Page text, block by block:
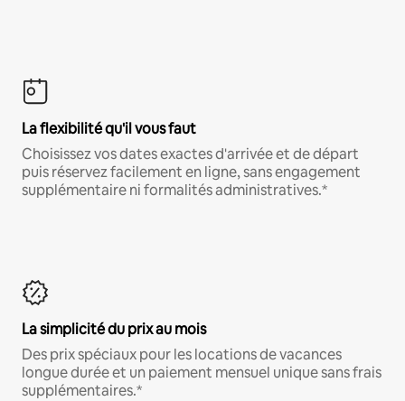
La flexibilité qu'il vous faut
Choisissez vos dates exactes d'arrivée et de départ
puis réservez facilement en ligne, sans engagement
supplémentaire ni formalités administratives.*
La simplicité du prix au mois
Des prix spéciaux pour les locations de vacances
longue durée et un paiement mensuel unique sans frais
supplémentaires.*